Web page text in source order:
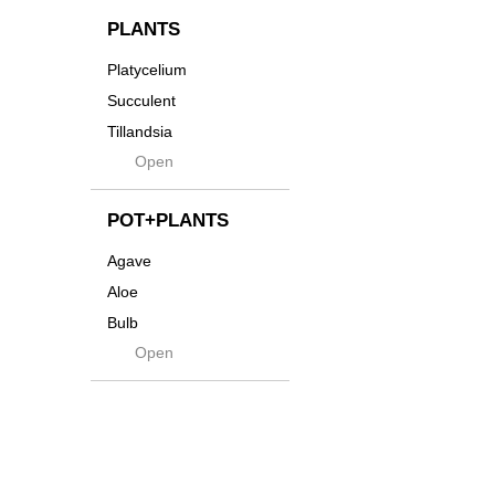
Innocence
Kodama
Native
Progress
Quartz
RAKU
その他
PLANTS
Platycelium
Succulent
Tillandsia
SeedsOpen
POT+PLANTS
Agave
Aloe
Bulb
Cactus
Caudex
Open